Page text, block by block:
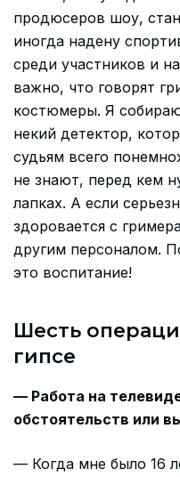
продюсеров шоу,
иногда надену
среди участников и
важно, что говорят
костюмеры. Я
некий детектор,
судьям всего
не знают, перед кем
лапках. А если
здоровается с
другим персоналом.
это воспитание!
Шесть
гипсе
— Работа на
обстоятельств или
— Когда мне было 16